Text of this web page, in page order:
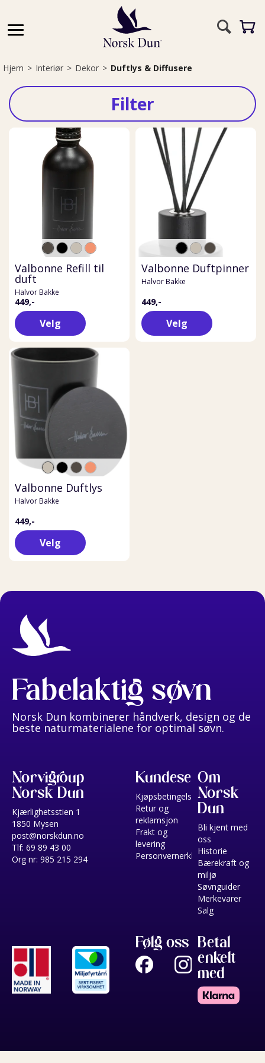
Hjem>Interiør>Dekor>Duftlys & Diffusere
Filter
Valbonne Refill til
duft
Halvor Bakke
449,-
Velg
Valbonne Duftpinner
Halvor Bakke
449,-
Velg
Valbonne Duftlys
Halvor Bakke
449,-
Velg
Fabelaktig søvn
Norsk Dun kombinerer håndverk, design og de
beste naturmaterialene for optimal søvn.
Norvigroup
Norsk Dun
Kjærlighetsstien 1
1850 Mysen
post@norskdun.no
Tlf: 69 89 43 00
Org nr: 985 215 294
Kundeservice
Kjøpsbetingelser
Retur og
reklamsjon
Frakt og
levering
Personvernerklæring
Om
Norsk
Dun
Bli kjent med
oss
Historie
Bærekraft og
miljø
Søvnguider
Merkevarer
Salg
Følg oss Betal
enkelt
med